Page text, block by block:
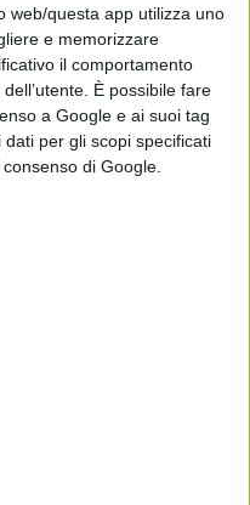
web/questa app utilizza uno
e memorizzare
il comportamento
È possibile fare
a Google e ai suoi tag
dati per gli scopi specificati
di Google.